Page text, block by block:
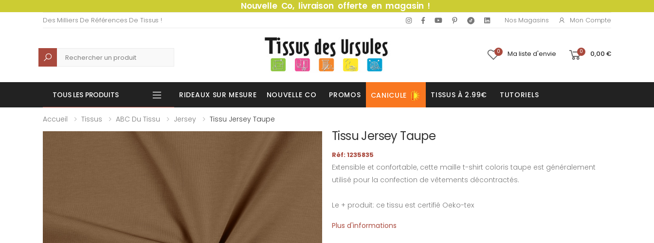
Nouvelle Co, livraison offerte en magasin !
Des Milliers De Références De Tissus ! Nos Magasins Mon Compte
Recherche 0 Ma liste d'envie 0 0,00 €
TOUS LES PRODUITS RIDEAUX SUR MESURE NOUVELLE CO PROMOS CANICULE TISSUS À 2.99€ TUTORIELS
Accueil Tissus ABC Du Tissu Jersey Tissu Jersey Taupe
Tissu Jersey Taupe
Réf: 1235835
Extensible et confortable, cette maille t-shirt coloris taupe est généralement
utilisé pour la confection de vêtements décontractés.
Le + produit: ce tissu est certifié Oeko-tex
Plus d'informations